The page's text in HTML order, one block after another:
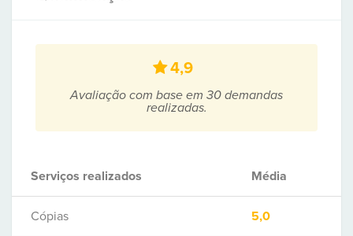
4,9
Avaliação com base em 30 demandas
realizadas.
Serviços realizados Média
Cópias 5,0